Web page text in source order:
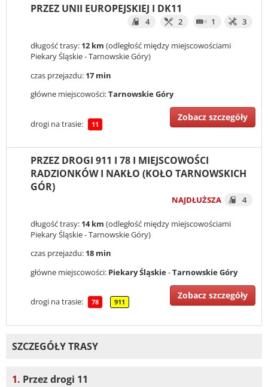
PRZEZ UNII EUROPEJSKIEJ I DK11
4 2 1 3
długość trasy: 12 km (odległość między miejscowościami
Piekary Śląskie - Tarnowskie Góry)
czas przejazdu: 17 min
główne miejscowości:Tarnowskie Góry
drogi na trasie: 11
Zobacz szczegóły
PRZEZ DROGI 911 I 78 I MIEJSCOWOŚCI
RADZIONKÓW I NAKŁO (KOŁO TARNOWSKICH
GÓR)
NAJDŁUŻSZA 4
długość trasy: 14 km (odległość między miejscowościami
Piekary Śląskie - Tarnowskie Góry)
czas przejazdu: 18 min
główne miejscowości: Piekary Śląskie-Tarnowskie Góry
drogi na trasie: 78 911
Zobacz szczegóły
SZCZEGÓŁY TRASY
1. Przez drogi 11